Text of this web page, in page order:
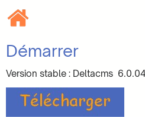
Démarrer
Version stable : Deltacms